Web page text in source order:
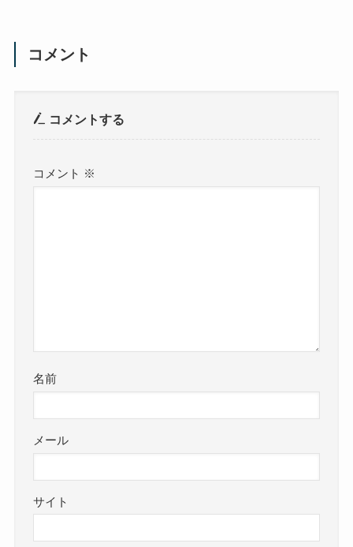
コメント
コメントする
コメント ※
名前
メール
サイト